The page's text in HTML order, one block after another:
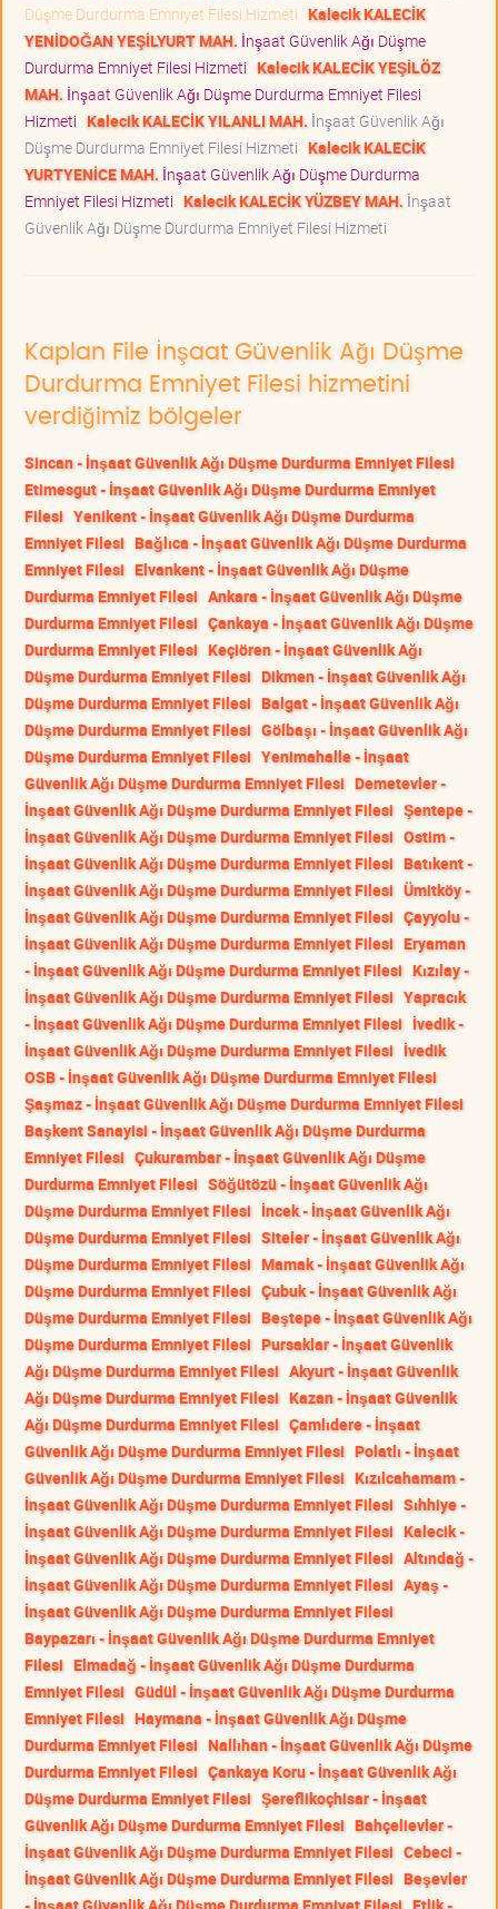
Düşme Durdurma Emniyet Filesi Hizmeti Kalecik KALECİK
YENİDOĞAN YEŞİLYURT MAH. İnşaat Güvenlik Ağı Düşme
Durdurma Emniyet Filesi Hizmeti Kalecik KALECİK YEŞİLÖZ
MAH. İnşaat Güvenlik Ağı Düşme Durdurma Emniyet Filesi
Hizmeti Kalecik KALECİK YILANLI MAH. İnşaat Güvenlik Ağı
Düşme Durdurma Emniyet Filesi Hizmeti Kalecik KALECİK
YURTYENİCE MAH. İnşaat Güvenlik Ağı Düşme Durdurma
Emniyet Filesi Hizmeti Kalecik KALECİK YÜZBEY MAH. İnşaat
Güvenlik Ağı Düşme Durdurma Emniyet Filesi Hizmeti
Kaplan File İnşaat Güvenlik Ağı Düşme
Durdurma Emniyet Filesi hizmetini
verdiğimiz bölgeler
Sincan - İnşaat Güvenlik Ağı Düşme Durdurma Emniyet Filesi
Etimesgut - İnşaat Güvenlik Ağı Düşme Durdurma Emniyet
Filesi Yenikent - İnşaat Güvenlik Ağı Düşme Durdurma
Emniyet Filesi Bağlıca - İnşaat Güvenlik Ağı Düşme Durdurma
Emniyet Filesi Elvankent - İnşaat Güvenlik Ağı Düşme
Durdurma Emniyet Filesi Ankara - İnşaat Güvenlik Ağı Düşme
Durdurma Emniyet Filesi Çankaya - İnşaat Güvenlik Ağı Düşme
Durdurma Emniyet Filesi Keçiören - İnşaat Güvenlik Ağı
Düşme Durdurma Emniyet Filesi Dikmen - İnşaat Güvenlik Ağı
Düşme Durdurma Emniyet Filesi Balgat - İnşaat Güvenlik Ağı
Düşme Durdurma Emniyet Filesi Gölbaşı - İnşaat Güvenlik Ağı
Düşme Durdurma Emniyet Filesi Yenimahalle - İnşaat
Güvenlik Ağı Düşme Durdurma Emniyet Filesi Demetevler -
İnşaat Güvenlik Ağı Düşme Durdurma Emniyet Filesi Şentepe -
İnşaat Güvenlik Ağı Düşme Durdurma Emniyet Filesi Ostim -
İnşaat Güvenlik Ağı Düşme Durdurma Emniyet Filesi Batıkent -
İnşaat Güvenlik Ağı Düşme Durdurma Emniyet Filesi Ümitköy -
İnşaat Güvenlik Ağı Düşme Durdurma Emniyet Filesi Çayyolu -
İnşaat Güvenlik Ağı Düşme Durdurma Emniyet Filesi Eryaman
- İnşaat Güvenlik Ağı Düşme Durdurma Emniyet Filesi Kızılay -
İnşaat Güvenlik Ağı Düşme Durdurma Emniyet Filesi Yapracık
- İnşaat Güvenlik Ağı Düşme Durdurma Emniyet Filesi İvedik -
İnşaat Güvenlik Ağı Düşme Durdurma Emniyet Filesi İvedik
OSB - İnşaat Güvenlik Ağı Düşme Durdurma Emniyet Filesi
Şaşmaz - İnşaat Güvenlik Ağı Düşme Durdurma Emniyet Filesi
Başkent Sanayisi - İnşaat Güvenlik Ağı Düşme Durdurma
Emniyet Filesi Çukurambar - İnşaat Güvenlik Ağı Düşme
Durdurma Emniyet Filesi Söğütözü - İnşaat Güvenlik Ağı
Düşme Durdurma Emniyet Filesi İncek - İnşaat Güvenlik Ağı
Düşme Durdurma Emniyet Filesi Siteler - İnşaat Güvenlik Ağı
Düşme Durdurma Emniyet Filesi Mamak - İnşaat Güvenlik Ağı
Düşme Durdurma Emniyet Filesi Çubuk - İnşaat Güvenlik Ağı
Düşme Durdurma Emniyet Filesi Beştepe - İnşaat Güvenlik Ağı
Düşme Durdurma Emniyet Filesi Pursaklar - İnşaat Güvenlik
Ağı Düşme Durdurma Emniyet Filesi Akyurt - İnşaat Güvenlik
Ağı Düşme Durdurma Emniyet Filesi Kazan - İnşaat Güvenlik
Ağı Düşme Durdurma Emniyet Filesi Çamlıdere - İnşaat
Güvenlik Ağı Düşme Durdurma Emniyet Filesi Polatlı - İnşaat
Güvenlik Ağı Düşme Durdurma Emniyet Filesi Kızılcahamam -
İnşaat Güvenlik Ağı Düşme Durdurma Emniyet Filesi Sıhhiye -
İnşaat Güvenlik Ağı Düşme Durdurma Emniyet Filesi Kalecik -
İnşaat Güvenlik Ağı Düşme Durdurma Emniyet Filesi Altındağ -
İnşaat Güvenlik Ağı Düşme Durdurma Emniyet Filesi Ayaş -
İnşaat Güvenlik Ağı Düşme Durdurma Emniyet Filesi
Baypazarı - İnşaat Güvenlik Ağı Düşme Durdurma Emniyet
Filesi Elmadağ - İnşaat Güvenlik Ağı Düşme Durdurma
Emniyet Filesi Güdül - İnşaat Güvenlik Ağı Düşme Durdurma
Emniyet Filesi Haymana - İnşaat Güvenlik Ağı Düşme
Durdurma Emniyet Filesi Nallıhan - İnşaat Güvenlik Ağı Düşme
Durdurma Emniyet Filesi Çankaya Koru - İnşaat Güvenlik Ağı
Düşme Durdurma Emniyet Filesi Şereflikoçhisar - İnşaat
Güvenlik Ağı Düşme Durdurma Emniyet Filesi Bahçelievler -
İnşaat Güvenlik Ağı Düşme Durdurma Emniyet Filesi Cebeci -
İnşaat Güvenlik Ağı Düşme Durdurma Emniyet Filesi Beşevler
- İnşaat Güvenlik Ağı Düşme Durdurma Emniyet Filesi Etlik -